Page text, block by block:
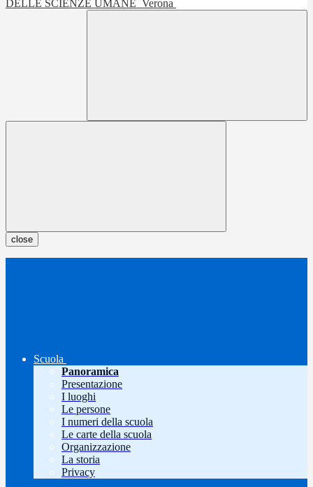
DELLE SCIENZE UMANE Verona
close
Scuola
Panoramica
Presentazione
I luoghi
Le persone
I numeri della scuola
Le carte della scuola
Organizzazione
La storia
Privacy